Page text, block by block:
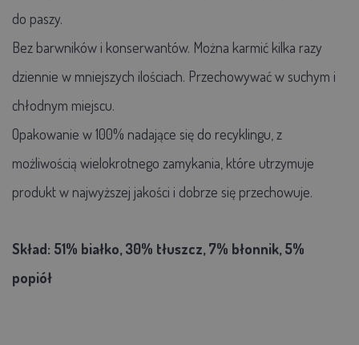
do paszy.
Bez barwników i konserwantów. Można karmić kilka razy
dziennie w mniejszych ilościach. Przechowywać w suchym i
chłodnym miejscu.
Opakowanie w 100% nadające się do recyklingu, z
możliwością wielokrotnego zamykania, które utrzymuje
produkt w najwyższej jakości i dobrze się przechowuje.
Skład: 51% białko, 30% tłuszcz, 7% błonnik, 5%
popiół